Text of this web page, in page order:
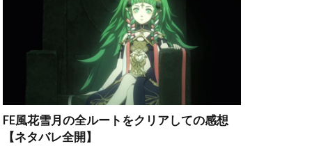
FE風花雪月の全ルートをクリアしての感想
【ネタバレ全開】